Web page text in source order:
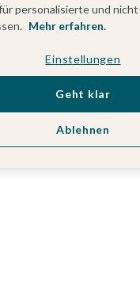
personalisierte und
Mehr erfahren.
Einstellungen
Ablehnen
Geht klar